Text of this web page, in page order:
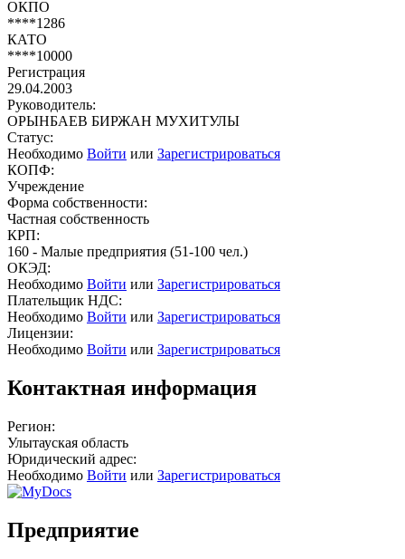
ОКПО
****1286
КАТО
****10000
Регистрация
29.04.2003
Руководитель:
ОРЫНБАЕВ БИРЖАН МУХИТУЛЫ
Статус:
Необходимо Войти или Зарегистрироваться
КОПФ:
Учреждение
Форма собственности:
Частная собственность
КРП:
160 - Малые предприятия (51-100 чел.)
ОКЭД:
Необходимо Войти или Зарегистрироваться
Плательщик НДС:
Необходимо Войти или Зарегистрироваться
Лицензии:
Необходимо Войти или Зарегистрироваться
Контактная информация
Регион:
Улытауская область
Юридический адрес:
Необходимо Войти или Зарегистрироваться
Предприятие